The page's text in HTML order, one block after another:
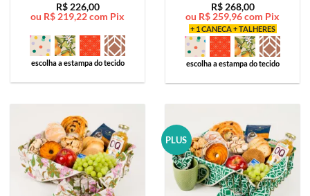
Avaliação5
de 5
R$226,00
ou R$219,22com Pix
escolha a estampa do tecido
Avaliação5
de 5
R$268,00
ou R$259,96com Pix
+ 1 CANECA + TALHERES
escolha a estampa do tecido
PLUS